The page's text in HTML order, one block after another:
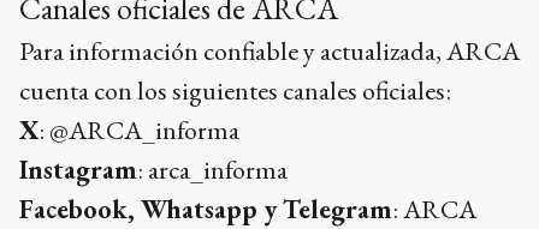
Canales oficiales de ARCA
Para información confiable y actualizada, ARCA
cuenta con los siguientes canales oficiales:
X: @ARCA_informa
Instagram: arca_informa
Facebook, Whatsapp y Telegram: ARCA